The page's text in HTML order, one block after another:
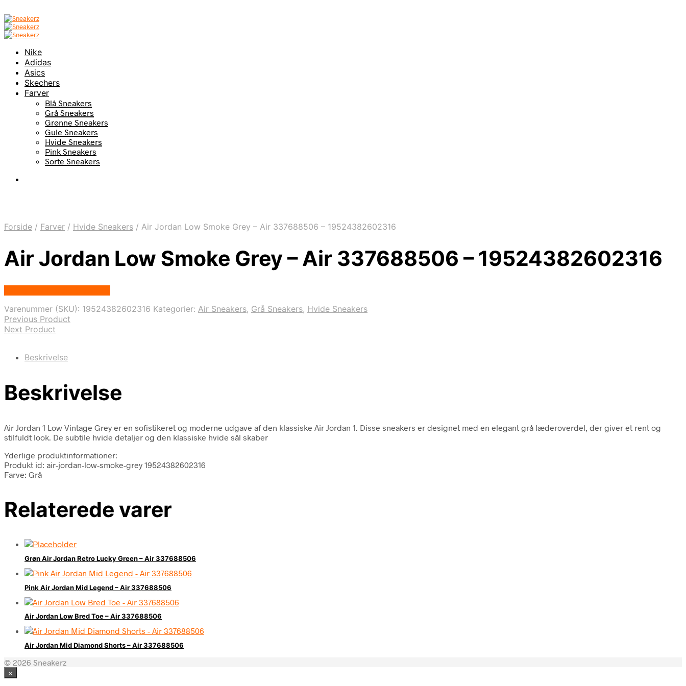
Nike
Adidas
Asics
Skechers
Farver
Blå Sneakers
Grå Sneakers
Grønne Sneakers
Gule Sneakers
Hvide Sneakers
Pink Sneakers
Sorte Sneakers
Forside / Farver / Hvide Sneakers / Air Jordan Low Smoke Grey – Air 337688506 – 19524382602316
Air Jordan Low Smoke Grey – Air 337688506 – 19524382602316
Varenummer (SKU): 19524382602316 Kategorier: Air Sneakers, Grå Sneakers, Hvide Sneakers
Previous Product
Next Product
Beskrivelse
Beskrivelse
Air Jordan 1 Low Vintage Grey er en sofistikeret og moderne udgave af den klassiske Air Jordan 1. Disse sneakers er designet med en elegant grå læderoverdel, der giver et rent og
stilfuldt look. De subtile hvide detaljer og den klassiske hvide sål skaber
Yderlige produktinformationer:
Produkt id: air-jordan-low-smoke-grey 19524382602316
Farve: Grå
Relaterede varer
Grøn Air Jordan Retro Lucky Green – Air 337688506
Pink Air Jordan Mid Legend – Air 337688506
Air Jordan Low Bred Toe – Air 337688506
Air Jordan Mid Diamond Shorts – Air 337688506
© 2026 Sneakerz
×